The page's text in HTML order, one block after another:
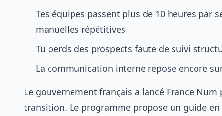
Tes équipes passent plus de 10 heures par
manuelles répétitives
Tu perds des prospects faute de suivi
La communication interne repose encore
Le gouvernement français a lancé France Num
transition. Le programme propose un guide en